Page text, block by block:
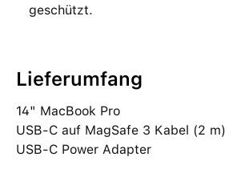
geschützt.
Lieferumfang
14" MacBook Pro
USB‑C auf MagSafe 3 Kabel (2 m)
USB‑C Power Adapter